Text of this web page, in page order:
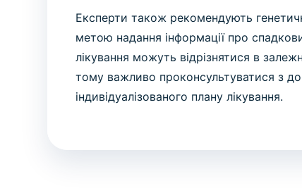
Експерти також рекомендують
метою надання інформації про
лікування можуть відрізнятися в
тому важливо проконсультуватися з
індивідуалізованого плану лікування.